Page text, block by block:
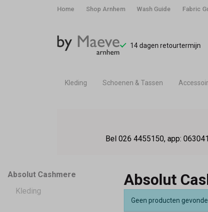
Home Shop Arnhem Wash Guide Fabric
14 dagen retourtermijn
Kleding Schoenen & Tassen
By
Maeve
Bel 026 4455150, app:
Absolut Cashmere
Kleding
Absolut
Geen producten